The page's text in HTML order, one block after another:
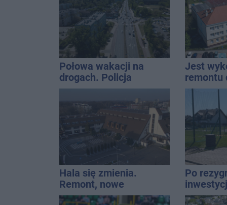
Połowa wakacji na
drogach. Policja
podsumowała lipiec
Jest
remontu
Hala się zmienia.
Remont, nowe
nagłośnienie, a przed
Po
do